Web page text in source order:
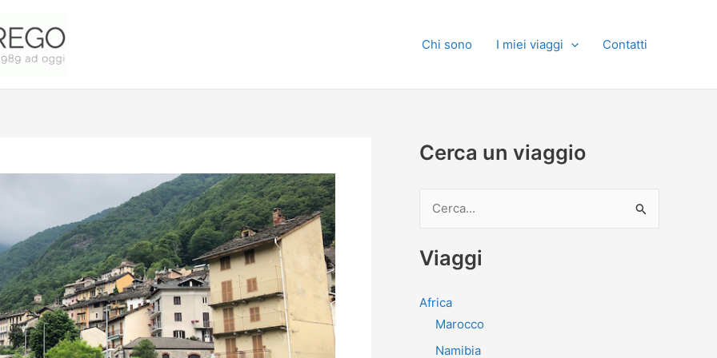
Chi sono I miei viaggi Contatti
Cerca un viaggio
r
a
Viaggi
Africa
Marocco
Namibia